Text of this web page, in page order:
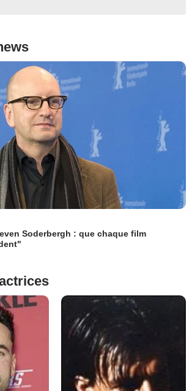
Soderbergh : que chaque film